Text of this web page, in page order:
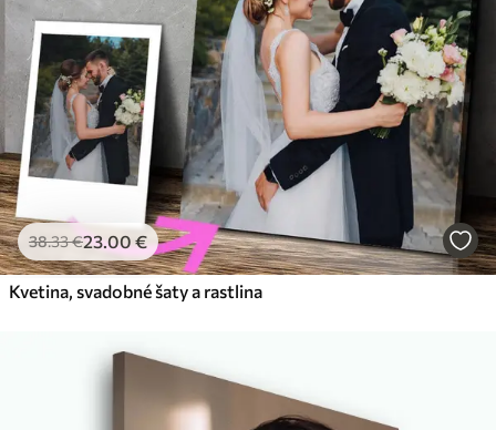
38.33€23.00 €
Kvetina, svadobné šaty a rastlina